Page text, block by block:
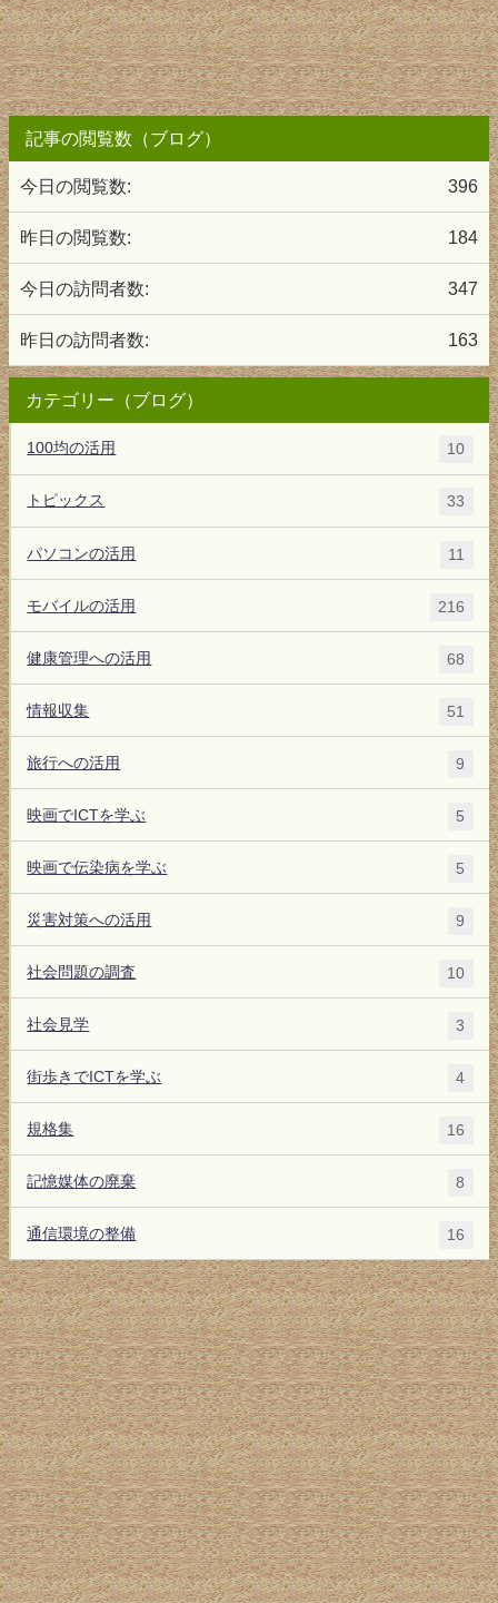
記事の閲覧数（ブログ）
396
今日の閲覧数:
184
昨日の閲覧数:
347
今日の訪問者数:
163
昨日の訪問者数:
カテゴリー（ブログ）
100均の活用 10
トピックス 33
パソコンの活用 11
モバイルの活用 216
健康管理への活用 68
情報収集 51
旅行への活用 9
映画でICTを学ぶ 5
映画で伝染病を学ぶ 5
災害対策への活用 9
社会問題の調査 10
社会見学 3
街歩きでICTを学ぶ 4
規格集 16
記憶媒体の廃棄 8
通信環境の整備 16